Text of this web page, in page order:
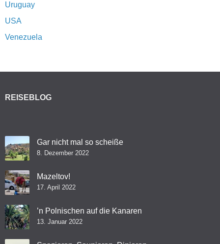
Uruguay
USA
Venezuela
REISEBLOG
Gar nicht mal so scheiße
8. Dezember 2022
Mazeltov!
17. April 2022
’n Polnischen auf die Kanaren
13. Januar 2022